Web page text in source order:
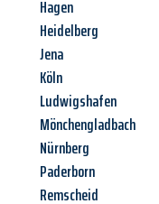
Hagen
Heidelberg
Jena
Köln
Ludwigshafen
Mönchengladbach
Nürnberg
Paderborn
Remscheid